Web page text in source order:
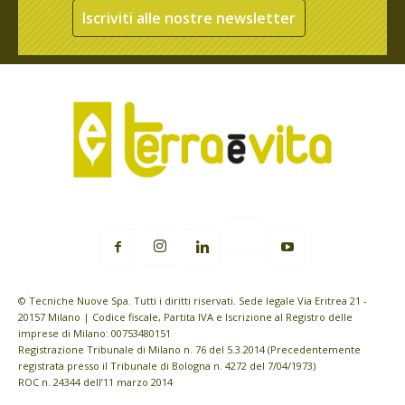
Iscriviti alle nostre newsletter
© Tecniche Nuove Spa. Tutti i diritti riservati. Sede legale Via Eritrea 21 -
20157 Milano | Codice fiscale, Partita IVA e Iscrizione al Registro delle
imprese di Milano: 00753480151
Registrazione Tribunale di Milano n. 76 del 5.3.2014 (Precedentemente
registrata presso il Tribunale di Bologna n. 4272 del 7/04/1973)
ROC n. 24344 dell’11 marzo 2014